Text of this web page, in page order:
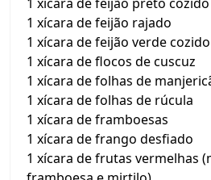
1 xícara de feijão rajado
1 xícara de feijão verde cozido
1 xícara de flocos de cuscuz
1 xícara de folhas de
1 xícara de folhas de rúcula
1 xícara de framboesas
1 xícara de frango desfiado
1 xícara de frutas vermelhas